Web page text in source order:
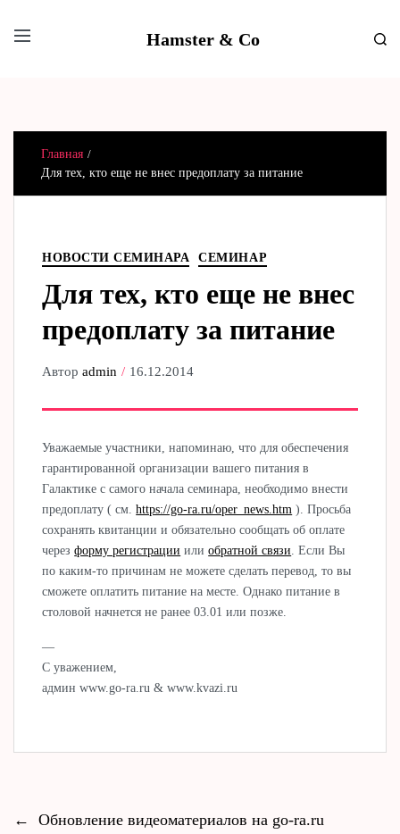
Hamster & Co
Главная
Для тех, кто еще не внес предоплату за питание
НОВОСТИ СЕМИНАРА СЕМИНАР
Для тех, кто еще не внес
предоплату за питание
Авторadmin 16.12.2014
Уважаемые участники, напоминаю, что для обеспечения
гарантированной организации вашего питания в
Галактике с самого начала семинара, необходимо внести
предоплату ( см.https://go-ra.ru/oper_news.htm ). Просьба
сохранять квитанции и обязательно сообщать об оплате
черезформу регистрации илиобратной связи . Если Вы
по каким-то причинам не можете сделать перевод, то вы
сможете оплатить питание на месте. Однако питание в
столовой начнется не ранее 03.01 или позже.
—
С уважением,
админ www.go-ra.ru & www.kvazi.ru
←
Обновление видеоматериалов на go-ra.ru